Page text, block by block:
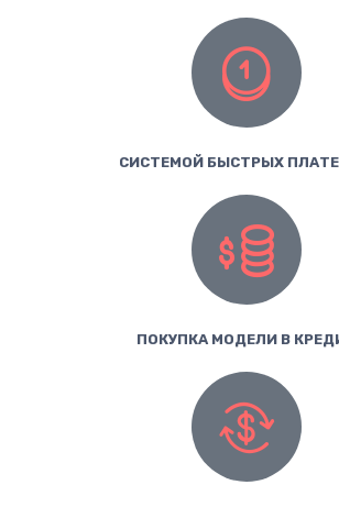
СИСТЕМОЙ БЫСТРЫХ
ПОКУПКА МОДЕЛИ В